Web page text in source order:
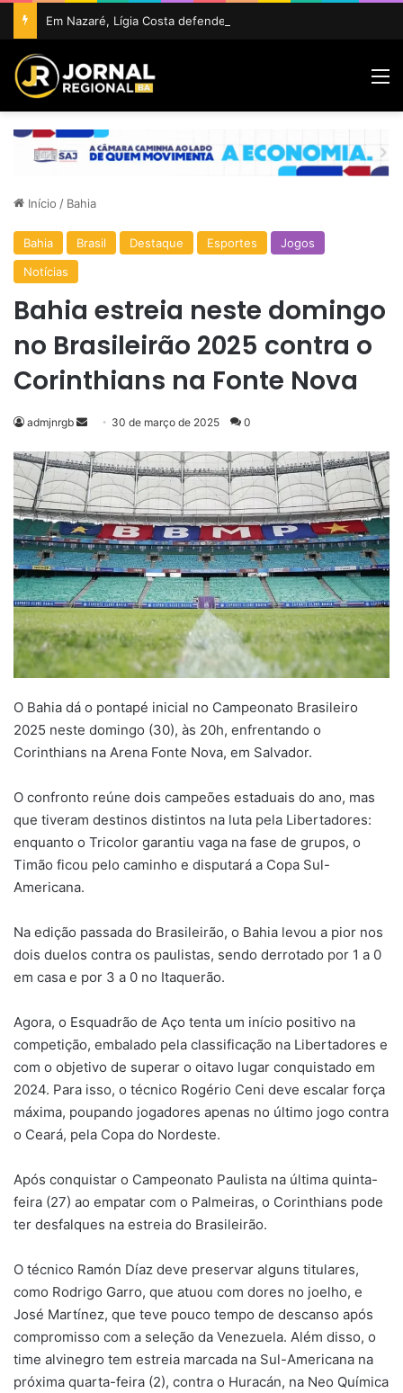
Início / Bahia
Bahia Brasil Destaque Esportes
Jogos
Notícias
Bahia estreia neste domingo
no Brasileirão 2025 contra o
Corinthians na Fonte Nova
admjnrgb
Mande
e-
mail
30 de março de 2025 0
O Bahia dá o pontapé inicial no Campeonato Brasileiro
2025 neste domingo (30), às 20h, enfrentando o
Corinthians na Arena Fonte Nova, em Salvador.
O confronto reúne dois campeões estaduais do ano, mas
que tiveram destinos distintos na luta pela Libertadores:
enquanto o Tricolor garantiu vaga na fase de grupos, o
Timão ficou pelo caminho e disputará a Copa Sul-
Americana.
Na edição passada do Brasileirão, o Bahia levou a pior nos
dois duelos contra os paulistas, sendo derrotado por 1 a 0
em casa e por 3 a 0 no Itaquerão.
Agora, o Esquadrão de Aço tenta um início positivo na
competição, embalado pela classificação na Libertadores e
com o objetivo de superar o oitavo lugar conquistado em
2024. Para isso, o técnico Rogério Ceni deve escalar força
máxima, poupando jogadores apenas no último jogo contra
o Ceará, pela Copa do Nordeste.
Após conquistar o Campeonato Paulista na última quinta-
feira (27) ao empatar com o Palmeiras, o Corinthians pode
ter desfalques na estreia do Brasileirão.
O técnico Ramón Díaz deve preservar alguns titulares,
como Rodrigo Garro, que atuou com dores no joelho, e
José Martínez, que teve pouco tempo de descanso após
compromisso com a seleção da Venezuela. Além disso, o
time alvinegro tem estreia marcada na Sul-Americana na
próxima quarta-feira (2), contra o Huracán, na Neo Química